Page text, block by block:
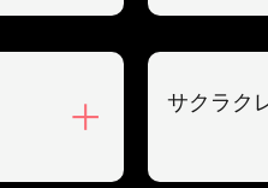
サクラク